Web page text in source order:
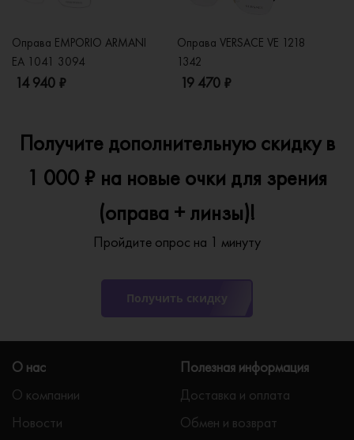
Оправа EMPORIO ARMANI
EA 1041 3094
14 940 ₽
Оправа VERSACE VE 1218
1342
19 470 ₽
Получите дополнительную скидку в
1 000 ₽ на новые очки для зрения
(оправа + линзы)!
Пройдите опрос на 1 минуту
Получить скидку
О нас
О компании
Новости
Полезная информация
Доставка и оплата
Обмен и возврат